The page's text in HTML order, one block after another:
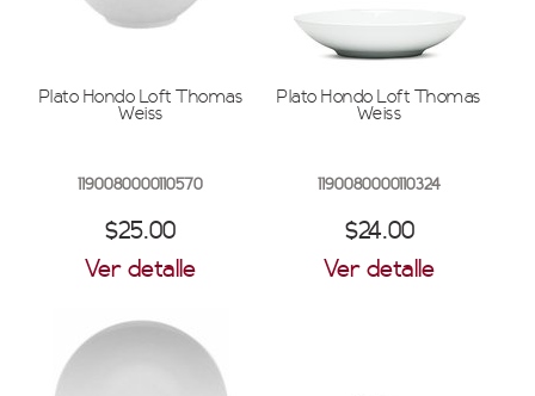
Plato Hondo Loft Thomas
Weiss
1190080000110570
$25.00
Ver detalle
Plato Hondo Loft Thomas
Weiss
1190080000110324
$24.00
Ver detalle